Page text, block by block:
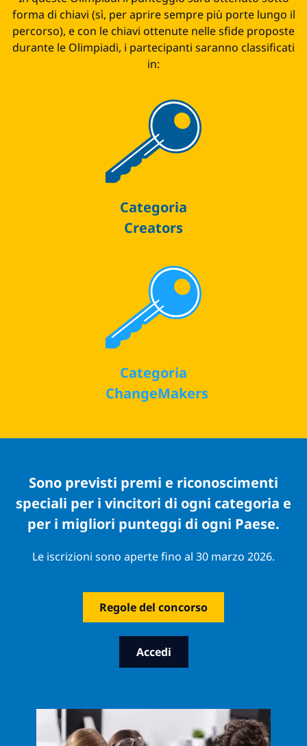
forma di chiavi (sì, per aprire sempre più porte lungo il
percorso), e con le chiavi ottenute nelle sfide proposte
durante le Olimpiadi, i partecipanti saranno classificati
in:
Categoria
Creators
Categoria
ChangeMakers
Sono previsti premi e riconoscimenti
speciali per i vincitori di ogni categoria e
per i migliori punteggi di ogni Paese.
Le iscrizioni sono aperte fino al 30 marzo 2026.
Regole del concorso
Accedi